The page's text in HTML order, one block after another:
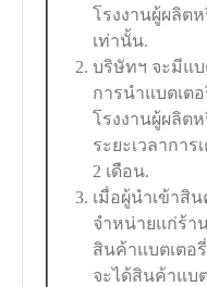
โรงงานผู้ผลิต
เท่านั้น.
บริษัทฯ จะมีแบ
การนำแบตเต
โรงงานผู้ผลิต
ระยะเวลากา
2 เดือน.
เมื่อผู้นำเข้าสิ
จำหน่ายแก่ร้า
สินค้าแบตเตอ
จะได้สินค้าแบ